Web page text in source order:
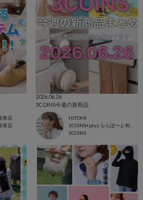
寒店
寒店
2026.06.26
3COINS今週の新商品
HITOMI
3COINS